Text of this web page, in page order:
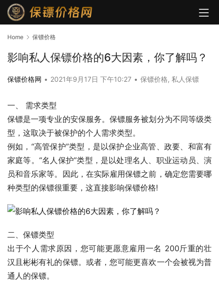
Home 保镖价格
影响私人保镖价格的6大因素，你了解吗？
保镖价格网 • 2021年9月17日 下午10:27 • 保镖价格, 私人保镖
一、 需求类型
保镖是一项专业的安保服务。保镖服务被划分为不同等级类
型，这取决于被保护的个人需求类型。
例如，“高管保护”类型，是以保护企业高管、政要、和富有
家庭等。“名人保护”类型，是以处理名人、职业运动员、演
员和音乐家等。因此，在实际雇用保镖之前，确定您需要哪
种类型的保镖很重要，这直接影响保镖价格!
二、保镖类型
出于个人需求原因，您可能更愿意雇用一名 200斤重的壮
汉且彬彬有礼的保镖。或者，您可能更喜欢一个会被视为普
通人的保镖。